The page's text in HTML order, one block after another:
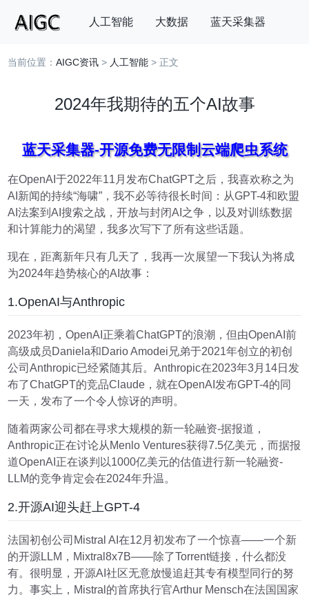
人工智能 大数据 蓝天采集器
搜索
当前位置：AIGC资讯 > 人工智能 > 正文
2024年我期待的五个AI故事
蓝天采集器-开源免费无限制云端爬虫系统
在OpenAI于2022年11月发布ChatGPT之后，我喜欢称之为
AI新闻的持续“海啸”，我不必等待很长时间：从GPT-4和欧盟
AI法案到AI搜索之战，开放与封闭AI之争，以及对训练数据
和计算能力的渴望，我多次写下了所有这些话题。
现在，距离新年只有几天了，我再一次展望一下我认为将成
为2024年趋势核心的AI故事：
1.OpenAI与Anthropic
2023年初，OpenAI正乘着ChatGPT的浪潮，但由OpenAI前
高级成员Daniela和Dario Amodei兄弟于2021年创立的初创
公司Anthropic已经紧随其后。Anthropic在2023年3月14日发
布了ChatGPT的竞品Claude，就在OpenAI发布GPT-4的同
一天，发布了一个令人惊讶的声明。
随着两家公司都在寻求大规模的新一轮融资-据报道，
Anthropic正在讨论从Menlo Ventures获得7.5亿美元，而据报
道OpenAI正在谈判以1000亿美元的估值进行新一轮融资-
LLM的竞争肯定会在2024年升温。
2.开源AI迎头赶上GPT-4
法国初创公司Mistral AI在12月初发布了一个惊喜——一个新
的开源LLM，Mixtral8x7B——除了Torrent链接，什么都没
有。很明显，开源AI社区无意放慢追赶其专有模型同行的努
力。事实上，Mistral的首席执行官Arthur Mensch在法国国家